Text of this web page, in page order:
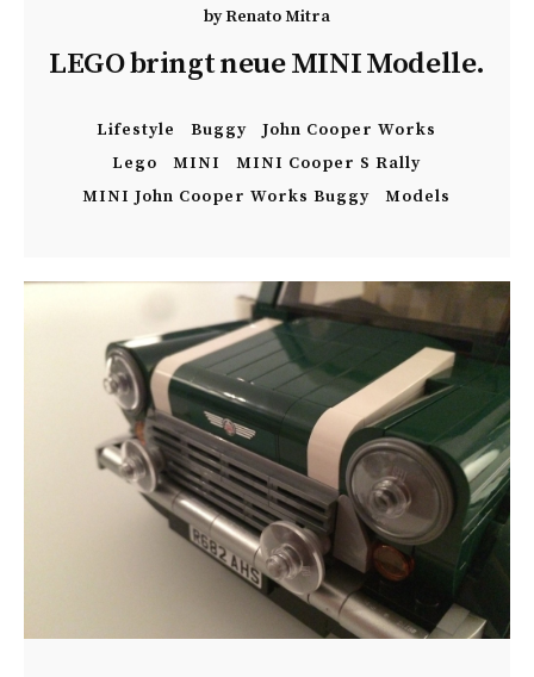
byRenato Mitra
LEGO bringt neue MINI Modelle.
Lifestyle Buggy
John Cooper Works
Lego
MINI
MINI Cooper S Rally
MINI John Cooper Works Buggy
Models